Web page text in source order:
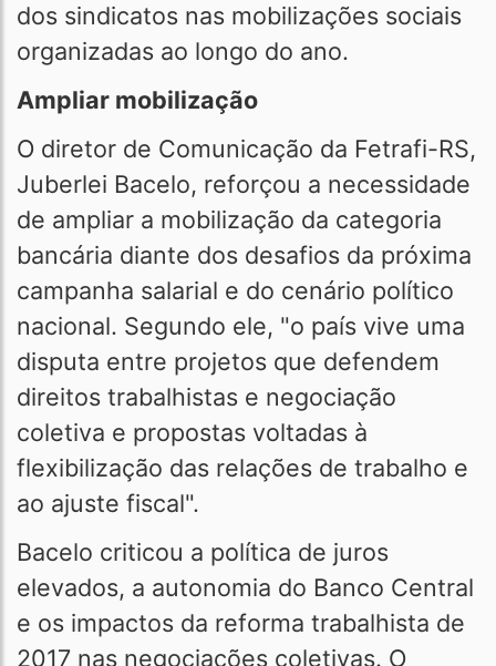
dos sindicatos nas mobilizações sociais
organizadas ao longo do ano.
Ampliar mobilização
O diretor de Comunicação da Fetrafi-RS,
Juberlei Bacelo, reforçou a necessidade
de ampliar a mobilização da categoria
bancária diante dos desafios da próxima
campanha salarial e do cenário político
nacional. Segundo ele, "o país vive uma
disputa entre projetos que defendem
direitos trabalhistas e negociação
coletiva e propostas voltadas à
flexibilização das relações de trabalho e
ao ajuste fiscal".
Bacelo criticou a política de juros
elevados, a autonomia do Banco Central
e os impactos da reforma trabalhista de
2017 nas negociações coletivas. O